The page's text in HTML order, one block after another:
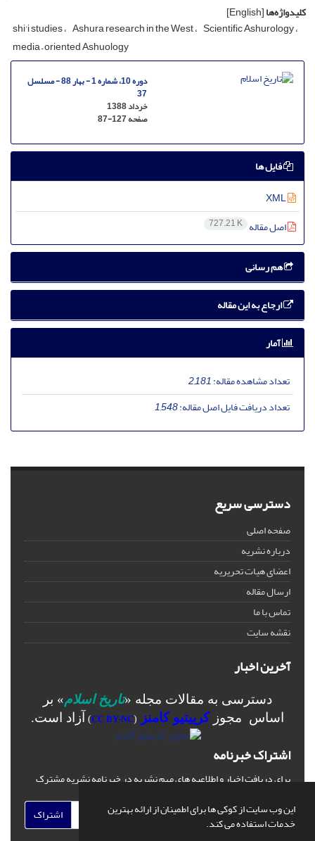
این وب سایت از کوکی ها برای اطمینان از ارائه بهترین
خدمات استفاده می کند.
کلیدواژه‌ها[English]
shi'i studies Ashura research in the West Scientific Ashurology
media – oriented Ashuology
دوره 10، شماره 1 - بهار 88 - مسلسل
37
خرداد 1388
صفحه87-127
فایل ها
اصل مقاله 727.21 K
هم رسانی
ارجاع به این مقاله
آمار
تعداد مشاهده مقاله:2,181
تعداد دریافت فایل اصل مقاله:1,548
دسترسی سریع
صفحه اصلی
درباره نشریه
اعضای هیات تحریریه
ارسال مقاله
تماس با ما
نقشه سایت
آخرین اخبار
دسترسی به مقالات مجله «تاریخ اسلام» بر
اساس مجوزکرییتیو کامنز (
CC BY-NC
) آزاد است.
اشتراک خبرنامه
برای دریافت اخبار و اطلاعیه های مهم نشریه در خبرنامه نشریه مشترک
اشتراک